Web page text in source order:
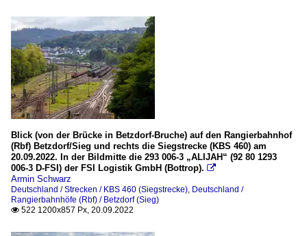
Blick (von der Brücke in Betzdorf-Bruche) auf den Rangierbahnhof
(Rbf) Betzdorf/Sieg und rechts die Siegstrecke (KBS 460) am
20.09.2022. In der Bildmitte die 293 006-3 „ALIJAH“ (92 80 1293
006-3 D-FSI) der FSI Logistik GmbH (Bottrop). 
Armin Schwarz
Deutschland / Strecken / KBS 460 (Siegstrecke) Deutschland /
Rangierbahnhöfe (Rbf) / Betzdorf (Sieg)
 522 1200x857 Px, 20.09.2022